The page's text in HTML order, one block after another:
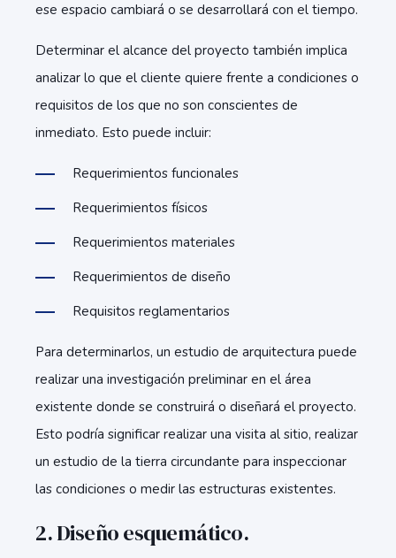
ese espacio cambiará o se desarrollará con el tiempo.
Determinar el alcance del proyecto también implica
analizar lo que el cliente quiere frente a condiciones o
requisitos de los que no son conscientes de
inmediato. Esto puede incluir:
Requerimientos funcionales
Requerimientos físicos
Requerimientos materiales
Requerimientos de diseño
Requisitos reglamentarios
Para determinarlos, un estudio de arquitectura puede
realizar una investigación preliminar en el área
existente donde se construirá o diseñará el proyecto.
Esto podría significar realizar una visita al sitio, realizar
un estudio de la tierra circundante para inspeccionar
las condiciones o medir las estructuras existentes.
2. Diseño esquemático.